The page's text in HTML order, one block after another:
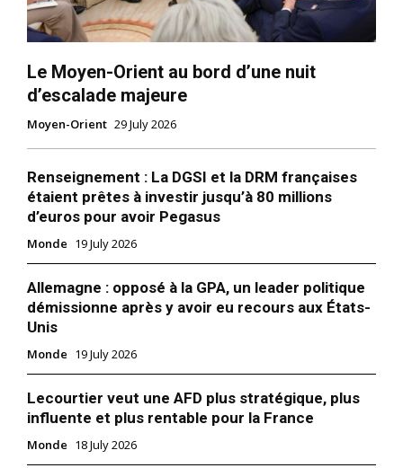
Le Moyen-Orient au bord d’une nuit
d’escalade majeure
Moyen-Orient 29 July 2026
Renseignement : La DGSI et la DRM françaises
étaient prêtes à investir jusqu’à 80 millions
d’euros pour avoir Pegasus
Monde 19 July 2026
Allemagne : opposé à la GPA, un leader politique
démissionne après y avoir eu recours aux États-
Unis
Monde 19 July 2026
Lecourtier veut une AFD plus stratégique, plus
influente et plus rentable pour la France
Monde 18 July 2026